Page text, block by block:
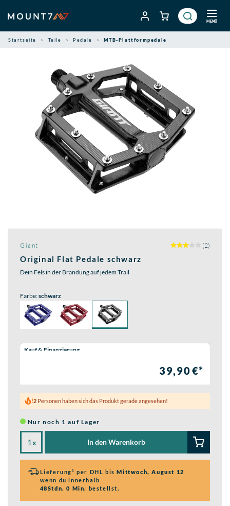
Inhalt
springen
MENÜ
Startseite Teile Pedale MTB-Plattformpedale
Giant (2)
Original Flat Pedale schwarz
Dein Fels in der Brandung auf jedem Trail
Farbe:schwarz
Wähle eine Preisoption:
Kauf & Finanzierung
39,90 €*
2 Personen haben sich das Produkt gerade angesehen!
Nur noch 1 auf Lager
x In den Warenkorb
Lieferung¹ per DHL bisMittwoch, August 12
wenn du innerhalb
48Stdn. 0 Min. bestellst.